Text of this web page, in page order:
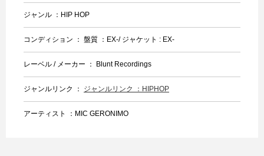
ジャンル ：HIP HOP
コンディション ： 盤質 ：EX-/ ジャケット : EX-
レーベル / メーカー ： Blunt Recordings
ジャンルリンク ： ジャンルリンク ：HIPHOP
アーティスト ：MIC GERONIMO